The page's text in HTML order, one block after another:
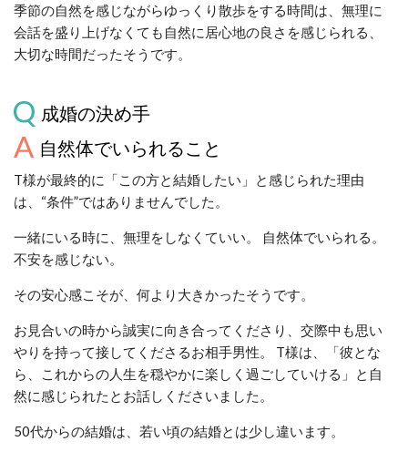
季節の自然を感じながらゆっくり散歩をする時間は、無理に
会話を盛り上げなくても自然に居心地の良さを感じられる、
大切な時間だったそうです。
成婚の決め手
自然体でいられること
T様が最終的に「この方と結婚したい」と感じられた理由
は、“条件”ではありませんでした。
一緒にいる時に、無理をしなくていい。 自然体でいられる。
不安を感じない。
その安心感こそが、何より大きかったそうです。
お見合いの時から誠実に向き合ってくださり、交際中も思い
やりを持って接してくださるお相手男性。 T様は、「彼とな
ら、これからの人生を穏やかに楽しく過ごしていける」と自
然に感じられたとお話しくださいました。
50代からの結婚は、若い頃の結婚とは少し違います。